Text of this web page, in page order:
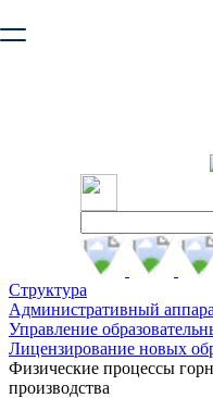
безопасную работу с
Структура
Административный
Управление
Лицензирование новых
Физические процессы
производства